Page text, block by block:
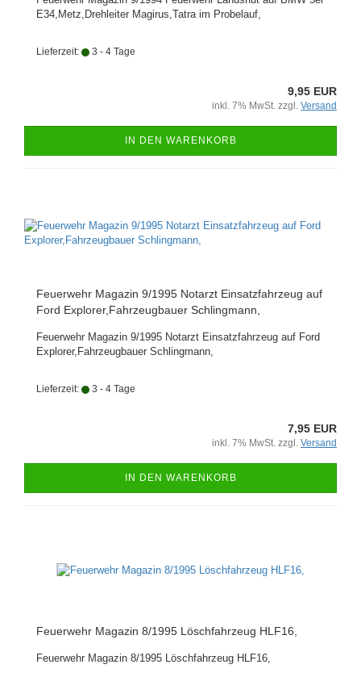
E34,Metz,Drehleiter Magirus,Tatra im Probelauf,
Lieferzeit: 3 - 4 Tage
9,95 EUR
inkl. 7% MwSt. zzgl. Versand
IN DEN WARENKORB
Feuerwehr Magazin 9/1995 Notarzt Einsatzfahrzeug auf
Ford Explorer,Fahrzeugbauer Schlingmann,
Feuerwehr Magazin 9/1995 Notarzt Einsatzfahrzeug auf Ford
Explorer,Fahrzeugbauer Schlingmann,
Lieferzeit: 3 - 4 Tage
7,95 EUR
inkl. 7% MwSt. zzgl. Versand
IN DEN WARENKORB
Feuerwehr Magazin 8/1995 Löschfahrzeug HLF16,
Feuerwehr Magazin 8/1995 Löschfahrzeug HLF16,